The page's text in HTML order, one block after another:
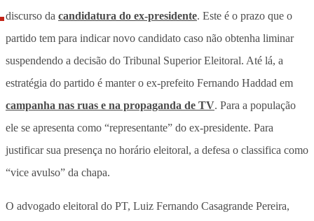
discurso da candidatura do ex-presidente. Este é o prazo que o
partido tem para indicar novo candidato caso não obtenha liminar
suspendendo a decisão do Tribunal Superior Eleitoral. Até lá, a
estratégia do partido é manter o ex-prefeito Fernando Haddad em
campanha nas ruas e na propaganda de TV. Para a população
ele se apresenta como “representante” do ex-presidente. Para
justificar sua presença no horário eleitoral, a defesa o classifica como
“vice avulso” da chapa.
O advogado eleitoral do PT, Luiz Fernando Casagrande Pereira,